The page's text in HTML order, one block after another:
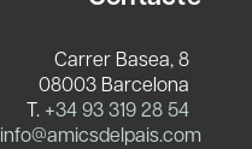
Carrer Basea, 8
08003 Barcelona
T. +34 93 319 28 54
info@amicsdelpais.com